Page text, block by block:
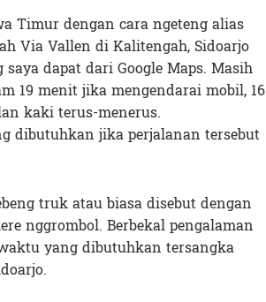
Timur dengan cara ngeteng alias
Via Vallen di Kalitengah, Sidoarjo
dapat dari Google Maps. Masih
19 menit jika mengendarai mobil, 16
kaki terus-menerus.
dibutuhkan jika perjalanan tersebut
truk atau biasa disebut dengan
nggrombol. Berbekal pengalaman
yang dibutuhkan tersangka